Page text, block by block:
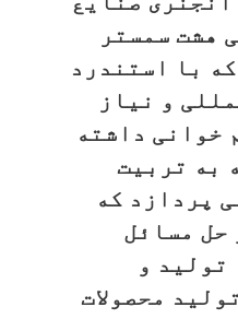
هشت سمستر
با استندرد
و نیاز
خوانی داشته
به تربیت
پردازد که
حل مسائل
تولید و
محصولات